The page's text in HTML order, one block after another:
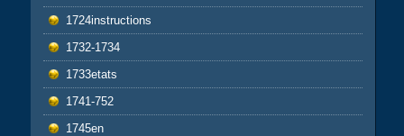
1724instructions
1732-1734
1733etats
1741-752
1745en